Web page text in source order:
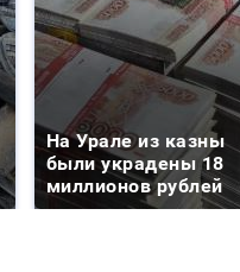
На Урале из казны
были украдены 18
миллионов рублей